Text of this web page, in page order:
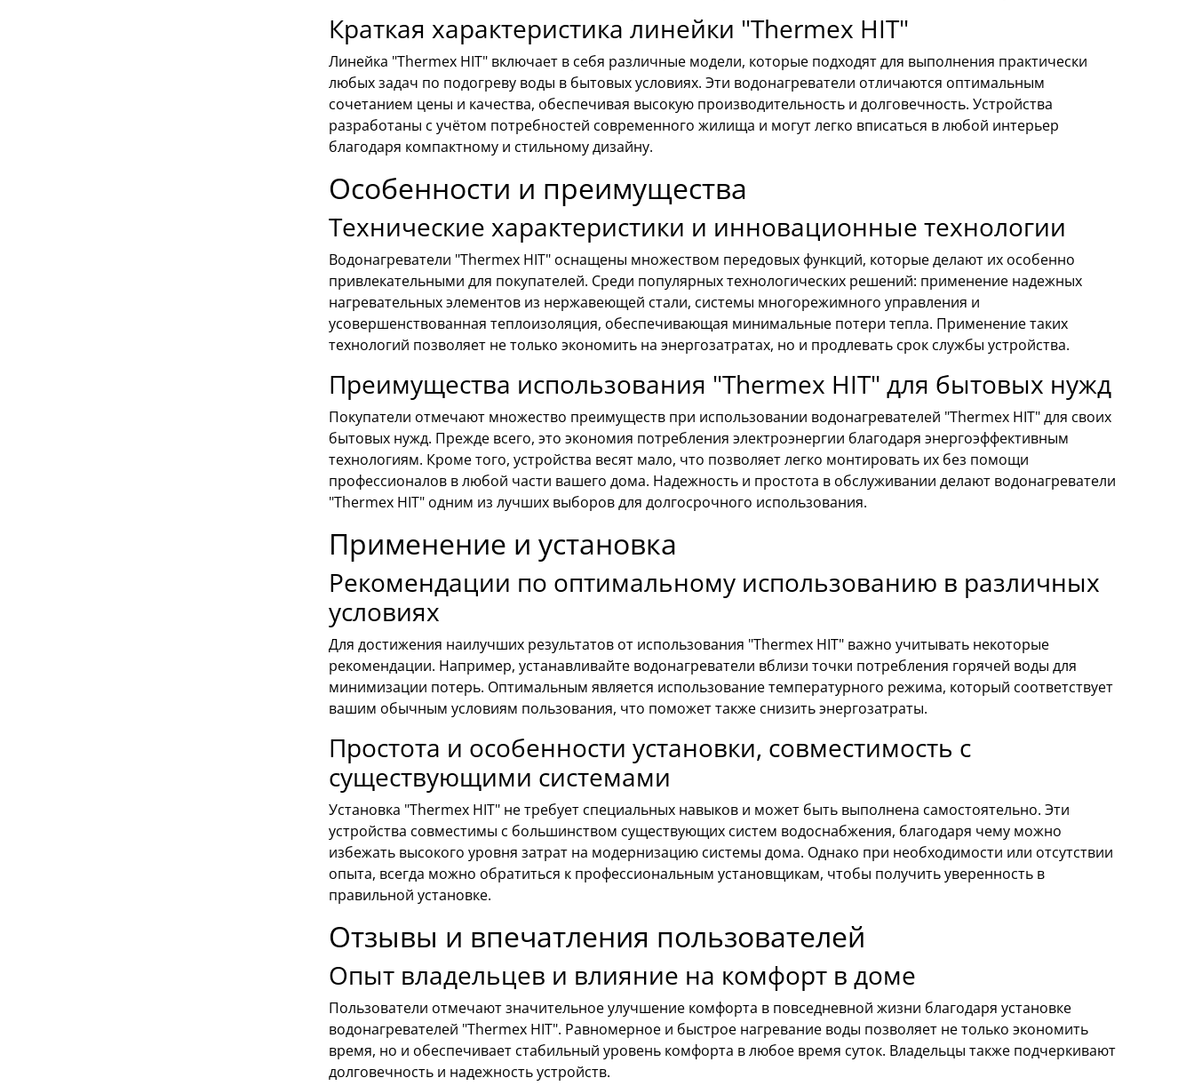
Краткая характеристика линейки "Thermex HIT"
Линейка "Thermex HIT" включает в себя различные модели, которые подходят для выполнения практически
любых задач по подогреву воды в бытовых условиях. Эти водонагреватели отличаются оптимальным
сочетанием цены и качества, обеспечивая высокую производительность и долговечность. Устройства
разработаны с учётом потребностей современного жилища и могут легко вписаться в любой интерьер
благодаря компактному и стильному дизайну.
Особенности и преимущества
Технические характеристики и инновационные технологии
Водонагреватели "Thermex HIT" оснащены множеством передовых функций, которые делают их особенно
привлекательными для покупателей. Среди популярных технологических решений: применение надежных
нагревательных элементов из нержавеющей стали, системы многорежимного управления и
усовершенствованная теплоизоляция, обеспечивающая минимальные потери тепла. Применение таких
технологий позволяет не только экономить на энергозатратах, но и продлевать срок службы устройства.
Преимущества использования "Thermex HIT" для бытовых нужд
Покупатели отмечают множество преимуществ при использовании водонагревателей "Thermex HIT" для своих
бытовых нужд. Прежде всего, это экономия потребления электроэнергии благодаря энергоэффективным
технологиям. Кроме того, устройства весят мало, что позволяет легко монтировать их без помощи
профессионалов в любой части вашего дома. Надежность и простота в обслуживании делают водонагреватели
"Thermex HIT" одним из лучших выборов для долгосрочного использования.
Применение и установка
Рекомендации по оптимальному использованию в различных
условиях
Для достижения наилучших результатов от использования "Thermex HIT" важно учитывать некоторые
рекомендации. Например, устанавливайте водонагреватели вблизи точки потребления горячей воды для
минимизации потерь. Оптимальным является использование температурного режима, который соответствует
вашим обычным условиям пользования, что поможет также снизить энергозатраты.
Простота и особенности установки, совместимость с
существующими системами
Установка "Thermex HIT" не требует специальных навыков и может быть выполнена самостоятельно. Эти
устройства совместимы с большинством существующих систем водоснабжения, благодаря чему можно
избежать высокого уровня затрат на модернизацию системы дома. Однако при необходимости или отсутствии
опыта, всегда можно обратиться к профессиональным установщикам, чтобы получить уверенность в
правильной установке.
Отзывы и впечатления пользователей
Опыт владельцев и влияние на комфорт в доме
Пользователи отмечают значительное улучшение комфорта в повседневной жизни благодаря установке
водонагревателей "Thermex HIT". Равномерное и быстрое нагревание воды позволяет не только экономить
время, но и обеспечивает стабильный уровень комфорта в любое время суток. Владельцы также подчеркивают
долговечность и надежность устройств.